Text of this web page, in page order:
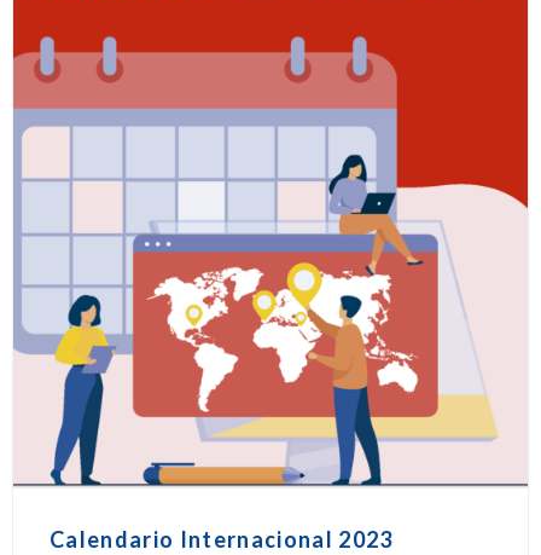
Calendario Internacional 2023